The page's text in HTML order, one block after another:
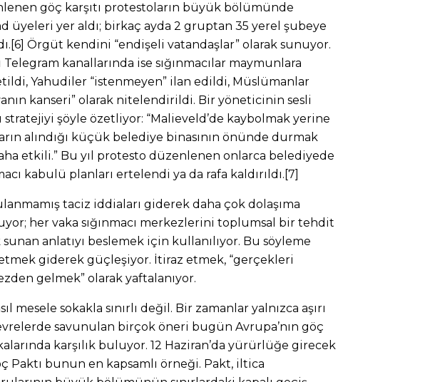
göç karşıtı protestoların büyük bölümünde
üyeleri yer aldı; birkaç ayda 2 gruptan 35 yerel şubeye
Örgüt kendini “endişeli vatandaşlar” olarak sunuyor.
Telegram kanallarında ise sığınmacılar maymunlara
Yahudiler “istenmeyen” ilan edildi, Müslümanlar
kanseri” olarak nitelendirildi. Bir yöneticinin sesli
stratejiyi şöyle özetliyor: “Malieveld’de kaybolmak yerine
alındığı küçük belediye binasının önünde durmak
etkili.” Bu yıl protesto düzenlenen onlarca belediyede
kabulü planları ertelendi ya da rafa kaldırıldı.[7]
taciz iddiaları giderek daha çok dolaşıma
her vaka sığınmacı merkezlerini toplumsal bir tehdit
sunan anlatıyı beslemek için kullanılıyor. Bu söyleme
giderek güçleşiyor. İtiraz etmek, “gerçekleri
gelmek” olarak yaftalanıyor.
mesele sokakla sınırlı değil. Bir zamanlar yalnızca aşırı
savunulan birçok öneri bugün Avrupa’nın göç
karşılık buluyor. 12 Haziran’da yürürlüğe girecek
Paktı bunun en kapsamlı örneği. Pakt, iltica